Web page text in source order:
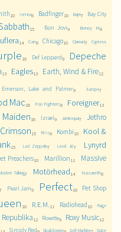
10 Armia8 Badfinger10 Bajm7
Bay City
15 Bon Jovi9 Boney M8
14 Can8 Chicago10 Clannad7 Cypress
18 Def Leppard9
Depeche
13 Eagles13 Earth, Wind & Fire12
Emerson, Lake and Palmer9 Europe7
Mac 16 Foo Fighters8 Foreigner13
Maiden 16 Izrael9 Jamiroquai7
Jethro
15 Kiss8 Kombi 10
Kool &
15 Led Zeppelin7 Level 427
Lynyrd
Preachers10 Marillion 11
Massive
Talking7 Motörhead 14 Nazareth8
7 Pearl Jam9 Perfect18
Pet Shop
18 R.E.M. 11 Radiohead 10 Rage
Republika 12 Roxette9 Roxy Music12
Simply Red Skaldowie Soft Machine Spice